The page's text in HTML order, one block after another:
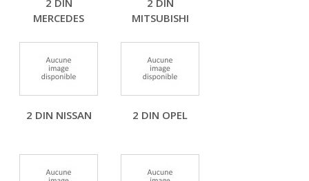
2 DIN
MERCEDES
2 DIN
MITSUBISHI
2 DIN NISSAN 2 DIN OPEL